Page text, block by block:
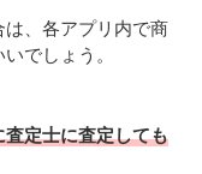
、各アプリ内で商
でしょう。
査定士に査定しても